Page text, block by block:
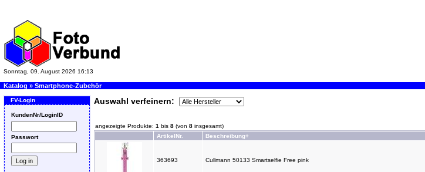
Sonntag, 09. August 2026 16:13
Katalog » Smartphone-Zubehör
FV-Login
KundenNr/LoginID
Passwort
Auswahl verfeinern:
angezeigte Produkte: 1 bis 8 (von 8 insgesamt)
ArtikelNr.
Beschreibung+
363693 Cullmann 50133 Smartselfie Free pink